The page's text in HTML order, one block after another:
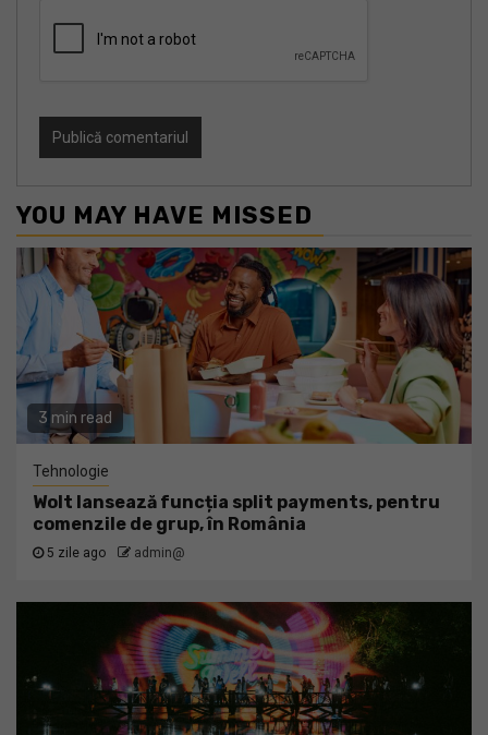
YOU MAY HAVE MISSED
3 min read
Tehnologie
Wolt lansează funcția split payments, pentru
comenzile de grup, în România
5 zile ago admin@